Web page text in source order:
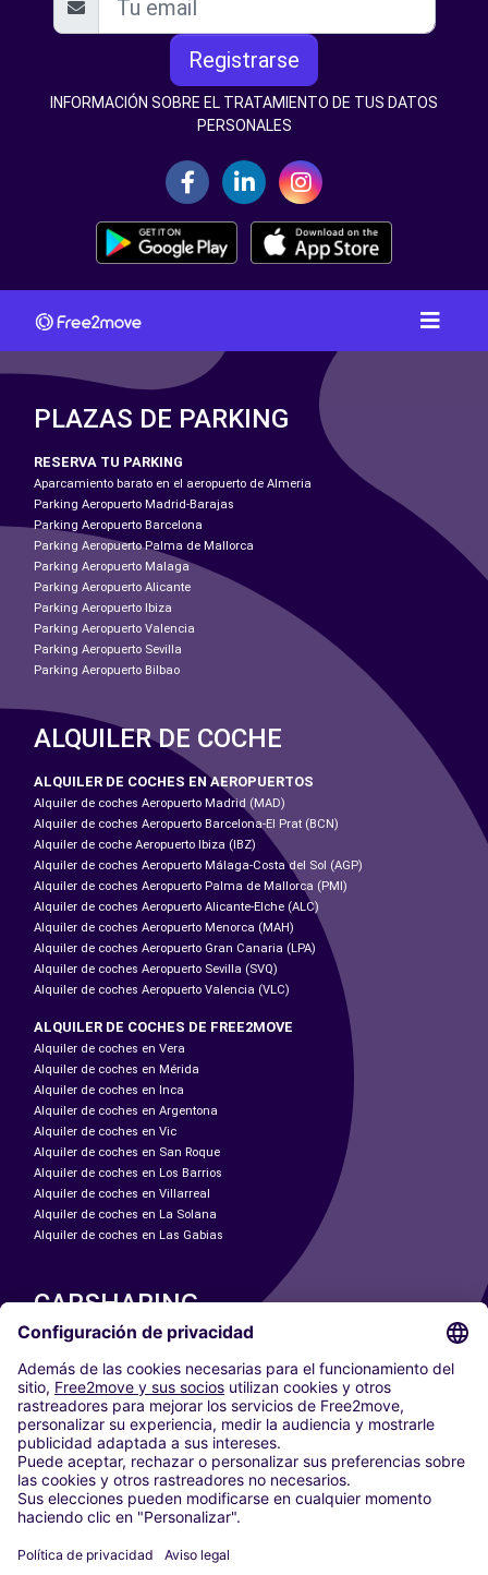
Registrarse
INFORMACIÓN SOBRE EL TRATAMIENTO DE TUS DATOS
PERSONALES
PLAZAS DE PARKING
RESERVA TU PARKING
Aparcamiento barato en el aeropuerto de Almeria
Parking Aeropuerto Madrid-Barajas
Parking Aeropuerto Barcelona
Parking Aeropuerto Palma de Mallorca
Parking Aeropuerto Malaga
Parking Aeropuerto Alicante
Parking Aeropuerto Ibiza
Parking Aeropuerto Valencia
Parking Aeropuerto Sevilla
Parking Aeropuerto Bilbao
ALQUILER DE COCHE
ALQUILER DE COCHES EN AEROPUERTOS
Alquiler de coches Aeropuerto Madrid (MAD)
Alquiler de coches Aeropuerto Barcelona-El Prat (BCN)
Alquiler de coche Aeropuerto Ibiza (IBZ)
Alquiler de coches Aeropuerto Málaga-Costa del Sol (AGP)
Alquiler de coches Aeropuerto Palma de Mallorca (PMI)
Alquiler de coches Aeropuerto Alicante-Elche (ALC)
Alquiler de coches Aeropuerto Menorca (MAH)
Alquiler de coches Aeropuerto Gran Canaria (LPA)
Alquiler de coches Aeropuerto Sevilla (SVQ)
Alquiler de coches Aeropuerto Valencia (VLC)
ALQUILER DE COCHES DE FREE2MOVE
Alquiler de coches en Vera
Alquiler de coches en Mérida
Alquiler de coches en Inca
Alquiler de coches en Argentona
Alquiler de coches en Vic
Alquiler de coches en San Roque
Alquiler de coches en Los Barrios
Alquiler de coches en Villarreal
Alquiler de coches en La Solana
Alquiler de coches en Las Gabias
CARSHARING
NUESTRAS CIUDADES
Paris
Madrid
Washington DC
Milán
Roma
Turín
Viena
Berlín
Düsseldorf